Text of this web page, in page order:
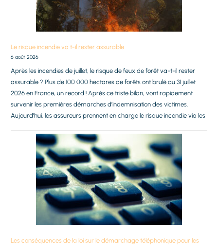
Le risque incendie va t-il rester assurable
6 août 2026
Après les incendies de juillet, le risque de feux de forêt va-t-il rester
assurable ? Plus de 100 000 hectares de forêts ont brulé au 31 juillet
2026 en France, un record ! Après ce triste bilan, vont rapidement
survenir les premières démarches d’indemnisation des victimes.
Aujourd’hui, les assureurs prennent en charge le risque incendie via les
Les conséquences de la loi sur le démarchage téléphonique pour les